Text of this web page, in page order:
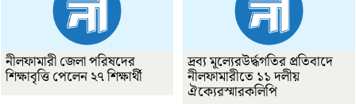
নীলফামারী জেলা পরিষদের
শিক্ষাবৃত্তি পেলেন ২৭ শিক্ষার্থী
দ্রব্য মূল্যেরউর্দ্ধগতির প্রতিবাদে
নীলফামারীতে ১১ দলীয়
ঐক্যেরস্মারকলিপি